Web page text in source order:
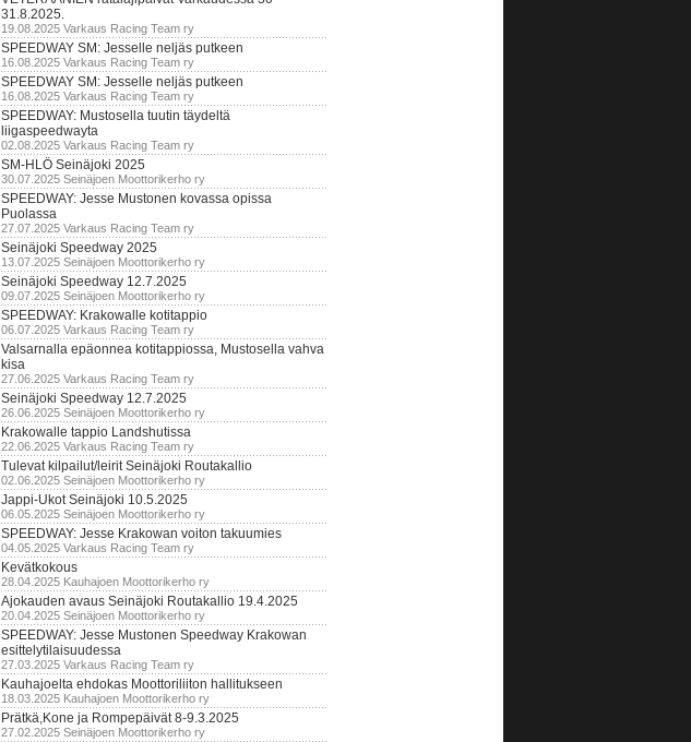
31.8.2025.
19.08.2025 Varkaus Racing Team ry
SPEEDWAY SM: Jesselle neljäs putkeen
16.08.2025 Varkaus Racing Team ry
SPEEDWAY SM: Jesselle neljäs putkeen
16.08.2025 Varkaus Racing Team ry
SPEEDWAY: Mustosella tuutin täydeltä
liigaspeedwayta
02.08.2025 Varkaus Racing Team ry
SM-HLÖ Seinäjoki 2025
30.07.2025 Seinäjoen Moottorikerho ry
SPEEDWAY: Jesse Mustonen kovassa opissa
Puolassa
27.07.2025 Varkaus Racing Team ry
Seinäjoki Speedway 2025
13.07.2025 Seinäjoen Moottorikerho ry
Seinäjoki Speedway 12.7.2025
09.07.2025 Seinäjoen Moottorikerho ry
SPEEDWAY: Krakowalle kotitappio
06.07.2025 Varkaus Racing Team ry
Valsarnalla epäonnea kotitappiossa, Mustosella vahva
kisa
27.06.2025 Varkaus Racing Team ry
Seinäjoki Speedway 12.7.2025
26.06.2025 Seinäjoen Moottorikerho ry
Krakowalle tappio Landshutissa
22.06.2025 Varkaus Racing Team ry
Tulevat kilpailut/leirit Seinäjoki Routakallio
02.06.2025 Seinäjoen Moottorikerho ry
Jappi-Ukot Seinäjoki 10.5.2025
06.05.2025 Seinäjoen Moottorikerho ry
SPEEDWAY: Jesse Krakowan voiton takuumies
04.05.2025 Varkaus Racing Team ry
Kevätkokous
28.04.2025 Kauhajoen Moottorikerho ry
Ajokauden avaus Seinäjoki Routakallio 19.4.2025
20.04.2025 Seinäjoen Moottorikerho ry
SPEEDWAY: Jesse Mustonen Speedway Krakowan
esittelytilaisuudessa
27.03.2025 Varkaus Racing Team ry
Kauhajoelta ehdokas Moottoriliiton hallitukseen
18.03.2025 Kauhajoen Moottorikerho ry
Prätkä,Kone ja Rompepäivät 8-9.3.2025
27.02.2025 Seinäjoen Moottorikerho ry